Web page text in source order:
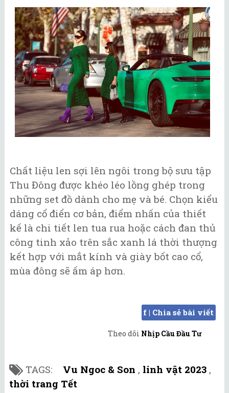
Chất liệu len sợi lên ngôi trong bộ sưu tập
Thu Đông được khéo léo lồng ghép trong
những set đồ dành cho mẹ và bé. Chọn kiểu
dáng cổ điển cơ bản, điểm nhấn của thiết
kế là chi tiết len tua rua hoặc cách đan thủ
công tinh xảo trên sắc xanh lá thời thượng
kết hợp với mắt kính và giày bốt cao cổ,
mùa đông sẽ ấm áp hơn.
f | Chia sẻ bài viết
Theo dõi Nhịp Cầu Đầu Tư
TAGS: Vu Ngoc & Son , linh vật 2023 ,
thời trang Tết